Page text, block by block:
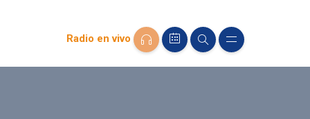
Radio en vivo